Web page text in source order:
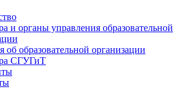
и органы управления образовательной
об образовательной организации
СГУГиТ